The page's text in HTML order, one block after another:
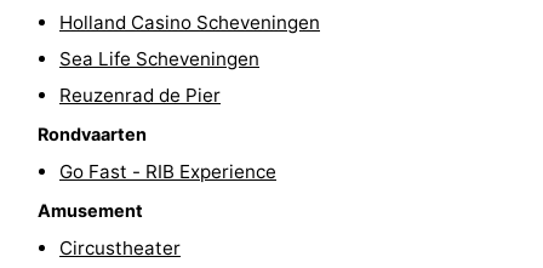
Fietsen
Wandelen
Golfbanen
Surfen
Eten
Holland Casino Scheveningen
Sea Life Scheveningen
Reuzenrad de Pier
Rondvaarten
Go Fast - RIB Experience
Amusement
Circustheater